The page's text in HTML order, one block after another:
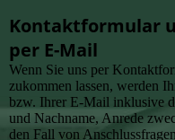
Kontaktformular
per E-Mail
Wenn Sie uns per
zukommen lassen, werden
bzw. Ihrer E-Mail inklusive
und Nachname, Anrede
den Fall von